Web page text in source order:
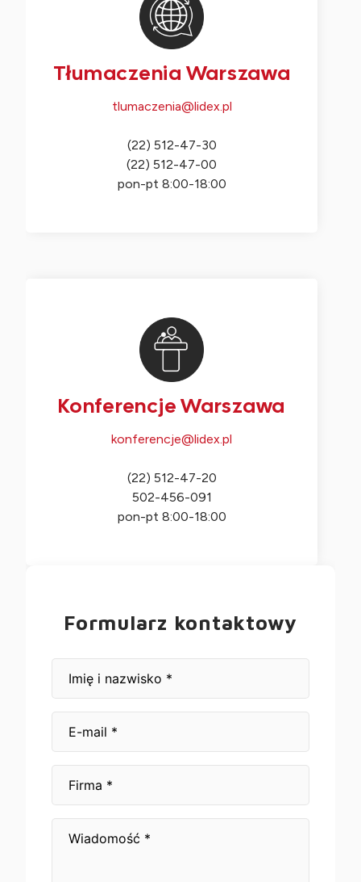
Tłumaczenia Warszawa
tlumaczenia@lidex.pl
(22) 512-47-30
(22) 512-47-00
pon-pt 8:00-18:00
Konferencje Warszawa
konferencje@lidex.pl
(22) 512-47-20
502-456-091
pon-pt 8:00-18:00
Formularz kontaktowy